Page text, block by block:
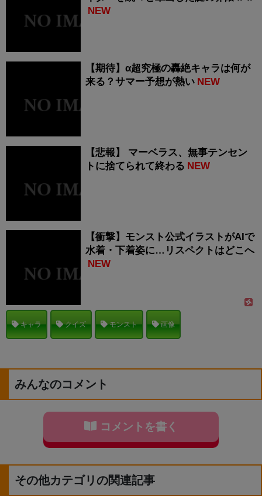
NEW
【期待】α超究極の轟絶キャラは何が
来る？サマー予想が熱い NEW
【悲報】 マーベラス、無事テンセン
トに捨てられて終わる NEW
【衝撃】モンスト公式イラストがAIで
水着・下着姿に…リスペクトはどこへ
NEW
キャラ クイズ モンスト 画像
みんなのコメント
コメントを書く
その他カテゴリの関連記事